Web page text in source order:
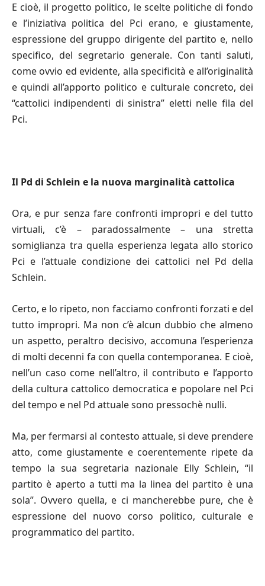
E cioè, il progetto politico, le scelte politiche di fondo
e l’iniziativa politica del Pci erano, e giustamente,
espressione del gruppo dirigente del partito e, nello
specifico, del segretario generale. Con tanti saluti,
come ovvio ed evidente, alla specificità e all’originalità
e quindi all’apporto politico e culturale concreto, dei
“cattolici indipendenti di sinistra” eletti nelle fila del
Pci.
Il Pd di Schlein e la nuova marginalità cattolica
Ora, e pur senza fare confronti impropri e del tutto
virtuali, c’è – paradossalmente – una stretta
somiglianza tra quella esperienza legata allo storico
Pci e l’attuale condizione dei cattolici nel Pd della
Schlein.
Certo, e lo ripeto, non facciamo confronti forzati e del
tutto impropri. Ma non c’è alcun dubbio che almeno
un aspetto, peraltro decisivo, accomuna l’esperienza
di molti decenni fa con quella contemporanea. E cioè,
nell’un caso come nell’altro, il contributo e l’apporto
della cultura cattolico democratica e popolare nel Pci
del tempo e nel Pd attuale sono pressochè nulli.
Ma, per fermarsi al contesto attuale, si deve prendere
atto, come giustamente e coerentemente ripete da
tempo la sua segretaria nazionale Elly Schlein, “il
partito è aperto a tutti ma la linea del partito è una
sola”. Ovvero quella, e ci mancherebbe pure, che è
espressione del nuovo corso politico, culturale e
programmatico del partito.